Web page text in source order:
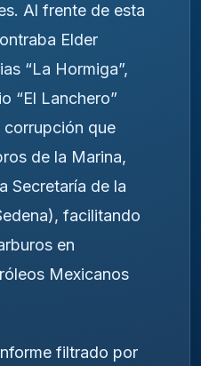
Al frente de esta
Elder
“La Hormiga”,
“El Lanchero”
que
de la Marina,
Secretaría de la
facilitando
en
Mexicanos
filtrado por